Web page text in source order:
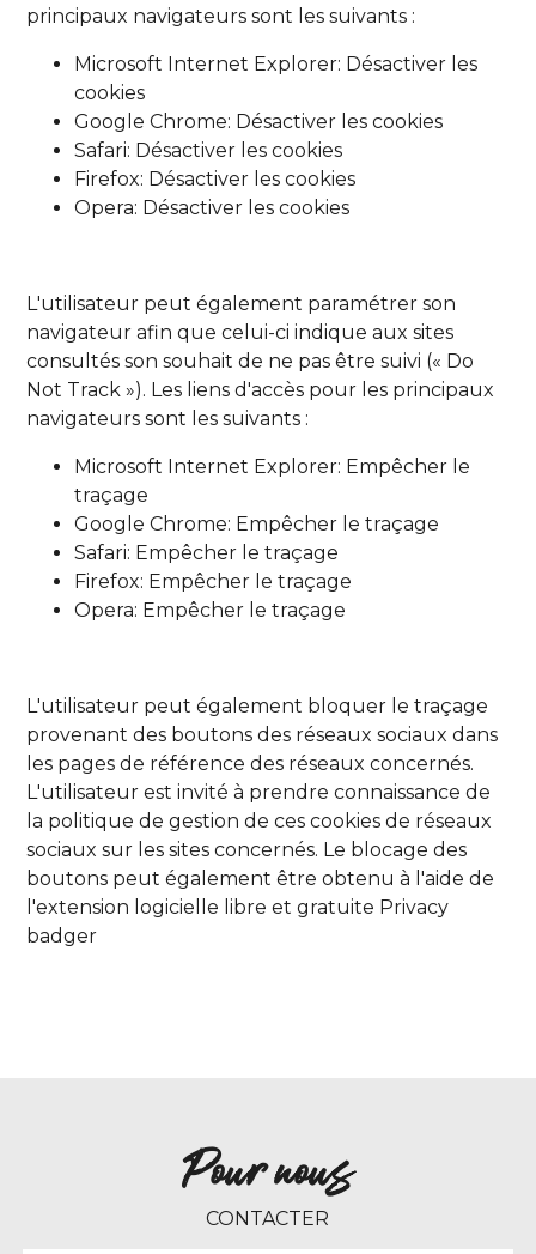
principaux navigateurs sont les suivants :
Microsoft Internet Explorer: Désactiver les
cookies
Google Chrome: Désactiver les cookies
Safari: Désactiver les cookies
Firefox: Désactiver les cookies
Opera: Désactiver les cookies
L'utilisateur peut également paramétrer son
navigateur afin que celui-ci indique aux sites
consultés son souhait de ne pas être suivi (« Do
Not Track »). Les liens d'accès pour les principaux
navigateurs sont les suivants :
Microsoft Internet Explorer: Empêcher le
traçage
Google Chrome: Empêcher le traçage
Safari: Empêcher le traçage
Firefox: Empêcher le traçage
Opera: Empêcher le traçage
L'utilisateur peut également bloquer le traçage
provenant des boutons des réseaux sociaux dans
les pages de référence des réseaux concernés.
L'utilisateur est invité à prendre connaissance de
la politique de gestion de ces cookies de réseaux
sociaux sur les sites concernés. Le blocage des
boutons peut également être obtenu à l'aide de
l'extension logicielle libre et gratuite Privacy
badger
Pour nous
CONTACTER